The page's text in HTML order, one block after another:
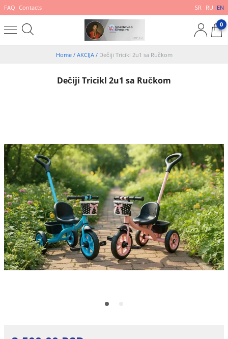
FAQ Contacts SR RU EN
0
Home / AKCIJA / Dečiji Tricikl 2u1 sa Ručkom
Dečiji Tricikl 2u1 sa Ručkom